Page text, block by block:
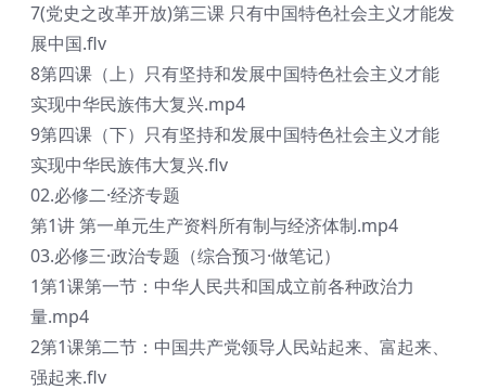
7(党史之改革开放)第三课 只有中国特色社会主义才能发
展中国.flv
8第四课（上）只有坚持和发展中国特色社会主义才能
实现中华民族伟大复兴.mp4
9第四课（下）只有坚持和发展中国特色社会主义才能
实现中华民族伟大复兴.flv
02.必修二·经济专题
第1讲 第一单元生产资料所有制与经济体制.mp4
03.必修三·政治专题（综合预习·做笔记）
1第1课第一节：中华人民共和国成立前各种政治力
量.mp4
2第1课第二节：中国共产党领导人民站起来、富起来、
强起来.flv